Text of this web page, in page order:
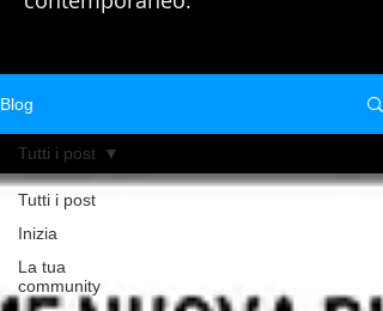
Blog
Tutti i post
Inizia
La tua
community
Tutti i post